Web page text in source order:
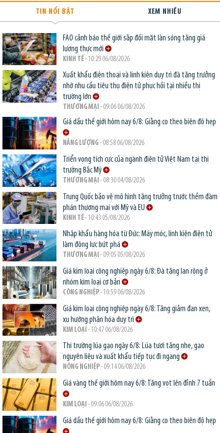
TIN NỔI BẬT XEM NHIỀU
FAO cảnh báo thế giới sắp đối mặt làn sóng tăng giá
lương thực mới
KINH TẾ- 10:29 06/08/2026
Xuất khẩu điện thoại và linh kiện duy trì đà tăng trưởng
nhờ nhu cầu tiêu thụ điện tử phục hồi tại nhiều thị
trường lớn
THƯƠNG MẠI - 09:06 06/08/2026
Giá dầu thế giới hôm nay 6/8: Giằng co theo biên độ hẹp
NĂNG LƯỢNG - 08:58 06/08/2026
Triển vọng tích cực của ngành điện tử Việt Nam tại thị
trường Bắc Mỹ
THƯƠNG MẠI - 08:30 04/08/2026
Trung Quốc bảo vệ mô hình tăng trưởng trước thềm đàm
phán thương mại với Mỹ và EU
KINH TẾ- 10:43 05/08/2026
Nhập khẩu hàng hóa từ Đức: Máy móc, linh kiện điện tử
làm động lực bứt phá
THƯƠNG MẠI - 09:05 05/08/2026
Giá kim loại công nghiệp ngày 6/8: Đà tăng lan rộng ở
nhóm kim loại cơ bản
CÔNG NGHIỆP- 10:59 06/08/2026
Giá kim loại công nghiệp ngày 6/8: Tăng giảm đan xen,
xu hướng phân hóa duy trì
KIM LOẠI - 10:47 06/08/2026
Thị trường lúa gạo ngày 6/8: Lúa tươi tăng nhẹ, gạo
nguyên liệu và xuất khẩu tiếp tục đi ngang
NÔNG NGHIỆP- 09:14 06/08/2026
Giá vàng thế giới hôm nay 6/8: Tăng vọt lên đỉnh 7 tuần
KIM LOẠI - 09:06 06/08/2026
Giá dầu thế giới hôm nay 6/8: Giằng co theo biên độ hẹp